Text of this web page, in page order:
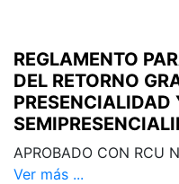
REGLAMENTO
DEL RETORNO
PRESENCIALIDAD
APROBADO CON RCU
Ver más ...